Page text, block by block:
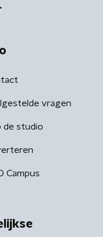
vragen
de studio
Campus